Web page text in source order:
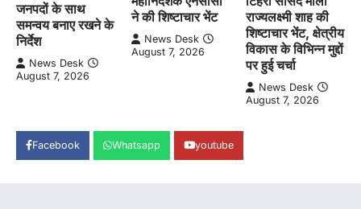
जनपदों के साथ
समन्वय बनाए रखने के
निर्देश
News Desk
August 7, 2026
ने की शिष्टाचार भेंट
News Desk
August 7, 2026
राज्यलक्ष्मी शाह की
शिष्टाचार भेंट, क्षेत्रीय
विकास के विभिन्न मुद्दों
पर हुई चर्चा
News Desk
August 7, 2026
Facebook Whatsapp youtube